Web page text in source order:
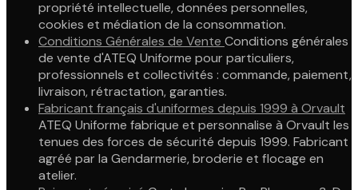
propriété intellectuelle, données personnelles,
cookies et médiation de la consommation.
Conditions Générales de Vente Conditions générales
de vente d'ATEQ Uniforme pour particuliers,
professionnels et collectivités : commande, paiement,
livraison, rétractation, garanties.
Fabricant français d'uniformes depuis 1999 à Orvault
ATEQ Uniforme fabrique et personnalise à Orvault les
tenues des forces de sécurité depuis 1999. Fabricant
agréé par la Gendarmerie, broderie et flocage en
atelier.